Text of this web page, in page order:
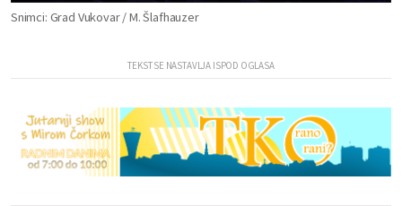
Snimci: Grad Vukovar / M. Šlafhauzer